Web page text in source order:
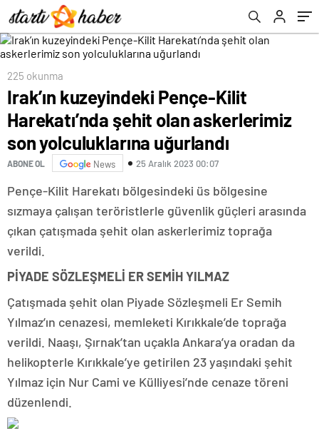
uğurlandı
225 okunma
Irak’ın kuzeyindeki Pençe-Kilit
Harekatı’nda şehit olan askerlerimiz
son yolculuklarına uğurlandı
ABONE OL News 25 Aralık 2023 00:07
Pençe-Kilit Harekatı bölgesindeki üs bölgesine
sızmaya çalışan teröristlerle güvenlik güçleri arasında
çıkan çatışmada şehit olan askerlerimiz toprağa
verildi.
PİYADE SÖZLEŞMELİ ER SEMİH YILMAZ
Çatışmada şehit olan Piyade Sözleşmeli Er Semih
Yılmaz’ın cenazesi, memleketi Kırıkkale’de toprağa
verildi. Naaşı, Şırnak’tan uçakla Ankara’ya oradan da
helikopterle Kırıkkale’ye getirilen 23 yaşındaki şehit
Yılmaz için Nur Cami ve Külliyesi’nde cenaze töreni
düzenlendi.
maddeleri üzerindeki görüşmeler
tamamlandı